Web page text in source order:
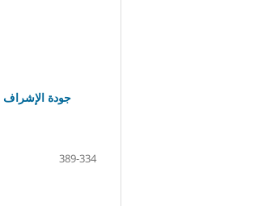
جودة الإشراف
389-334